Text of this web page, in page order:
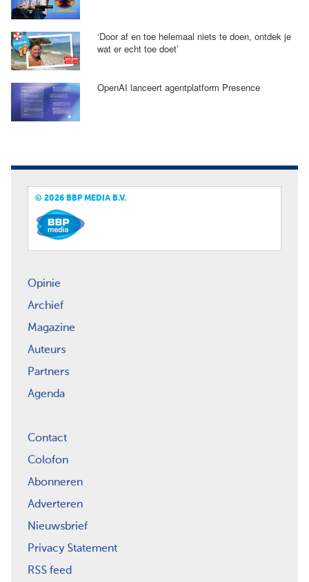
‘Door af en toe helemaal niets te doen, ontdek je
wat er echt toe doet’
OpenAI lanceert agentplatform Presence
© 2026 BBP MEDIA B.V.
Opinie
Archief
Magazine
Auteurs
Partners
Agenda
Contact
Colofon
Abonneren
Adverteren
Nieuwsbrief
Privacy Statement
RSS feed